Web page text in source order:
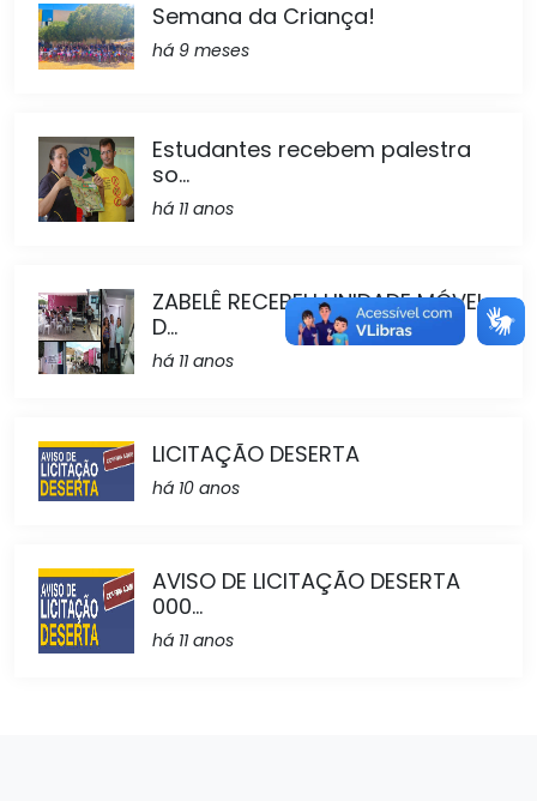
Semana da Criança!
há 9 meses
Estudantes recebem palestra
so...
há 11 anos
ZABELÊ RECEBEU UNIDADE MÓVEL
D...
há 11 anos
LICITAÇÃO DESERTA
há 10 anos
AVISO DE LICITAÇÃO DESERTA
000...
há 11 anos